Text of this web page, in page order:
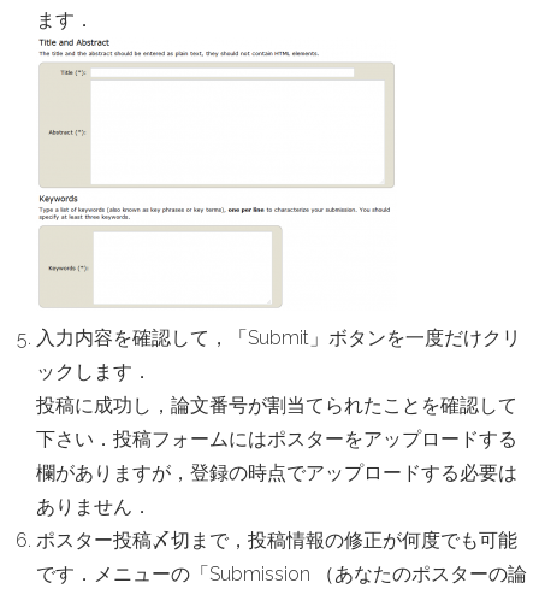
ます．
入力内容を確認して，「Submit」ボタンを一度だけクリ
ックします．
投稿に成功し，論文番号が割当てられたことを確認して
下さい．投稿フォームにはポスターをアップロードする
欄がありますが，登録の時点でアップロードする必要は
ありません．
ポスター投稿〆切まで，投稿情報の修正が何度でも可能
です．メニューの「Submission （あなたのポスターの論